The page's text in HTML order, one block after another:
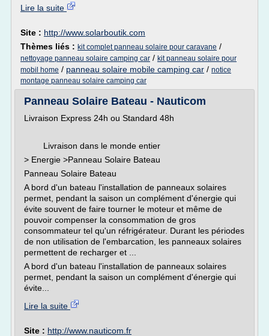
Lire la suite
Site : http://www.solarboutik.com
Thèmes liés : kit complet panneau solaire pour caravane /
nettoyage panneau solaire camping car / kit panneau solaire pour
mobil home / panneau solaire mobile camping car / notice
montage panneau solaire camping car
Panneau Solaire Bateau - Nauticom
Livraison Express 24h ou Standard 48h
Livraison dans le monde entier
> Energie >Panneau Solaire Bateau
Panneau Solaire Bateau
A bord d'un bateau l'installation de panneaux solaires
permet, pendant la saison un complément d'énergie qui
évite souvent de faire tourner le moteur et même de
pouvoir compenser la consommation de gros
consommateur tel qu'un réfrigérateur. Durant les périodes
de non utilisation de l'embarcation, les panneaux solaires
permettent de recharger et ...
A bord d'un bateau l'installation de panneaux solaires
permet, pendant la saison un complément d'énergie qui
évite...
Lire la suite
Site : http://www.nauticom.fr